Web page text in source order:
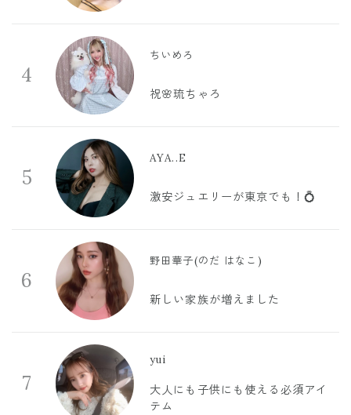
4
ちいめろ
祝🌸琉ちゃろ
5
AYA..E
激安ジュエリーが東京でも！💍
6
野田華子(のだ はなこ)
新しい家族が増えました
7
yui
大人にも子供にも使える必須アイ
テム